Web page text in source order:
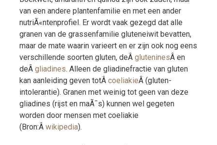
van een andere plantenfamilie en met een ander
nutriÃ«ntenprofiel. Er wordt vaak gezegd dat alle
granen van de grassenfamilie gluteneiwit bevatten,
maar de mate waarin varieert en er zijn ook nog eens
verschillende soorten gluten, deÂ gluteninesÂ en
deÂ gliadines. Alleen de gliadinefractie van gluten
kan aanleiding geven totÂ coeliakieÂ (gluten-
intolerantie). Granen met weinig tot geen van deze
gliadines (rijst en maÃ¯s) kunnen wel gegeten
worden door mensen met coeliakie
(Bron:Â wikipedia).